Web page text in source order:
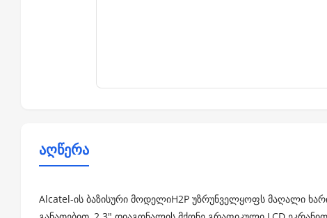
აღწერა
Alcatel-ის ბაზისური მოდელიH2P უზრუნველყოფს მაღალი